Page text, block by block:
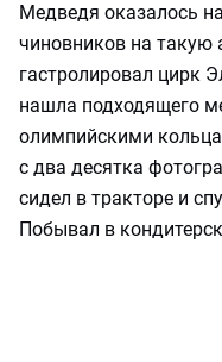
Медведя оказалось
чиновников на такую
гастролировал цирк
нашла подходящего
олимпийскими
с два десятка
сидел в тракторе и
Побывал в